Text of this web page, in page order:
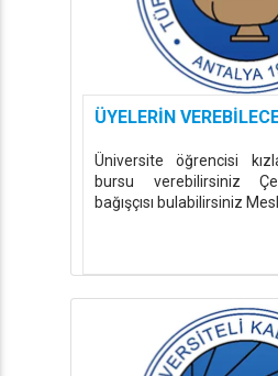
ÜYELERİN
Üniversite öğrencisi
bursu verebilirsiniz
bağışçısı bulabilirsiniz